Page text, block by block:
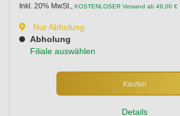
Inkl. 20% MwSt.
KOSTENLOSER Versand ab 49,00 €
Nur Abholung
Abholung
Filiale auswählen
Kaufen
Details